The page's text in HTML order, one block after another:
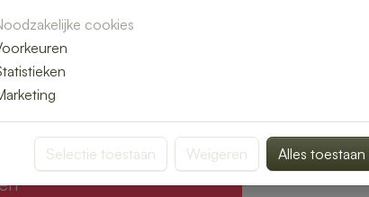
in Clinge en geniet van verse
tot knapperige broodjes – wij
door smaak en kwaliteit.
cookies
Selectie toestaan Weigeren Alles toestaan